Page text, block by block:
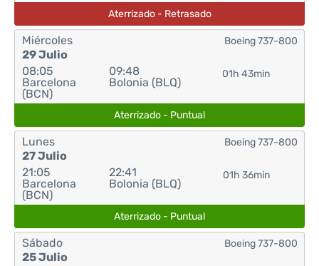
Aterrizado - Retrasado
Miércoles
29 Julio
08:05
Barcelona
(BCN)
09:48
Bolonia (BLQ)
01h 43min
Boeing 737-800
Aterrizado - Puntual
Lunes
27 Julio
21:05
Barcelona
(BCN)
22:41
Bolonia (BLQ)
01h 36min
Boeing 737-800
Aterrizado - Puntual
Sábado
25 Julio
Boeing 737-800